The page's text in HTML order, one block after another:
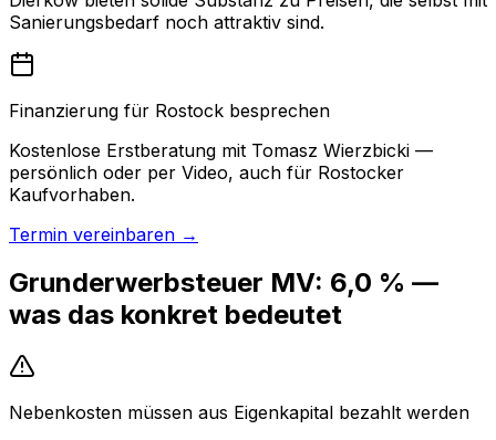
Sanierungsbedarf noch attraktiv sind.
Finanzierung für Rostock besprechen
Kostenlose Erstberatung mit Tomasz Wierzbicki —
persönlich oder per Video, auch für Rostocker
Kaufvorhaben.
Termin vereinbaren →
Grunderwerbsteuer MV: 6,0 % —
was das konkret bedeutet
Nebenkosten müssen aus Eigenkapital bezahlt werden